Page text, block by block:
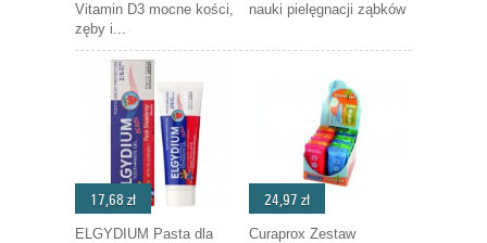
Vitamin D3 mocne kości,
zęby i...
nauki pielęgnacji ząbków
17,68 zł
ELGYDIUM Pasta dla
24,97 zł
Curaprox Zestaw